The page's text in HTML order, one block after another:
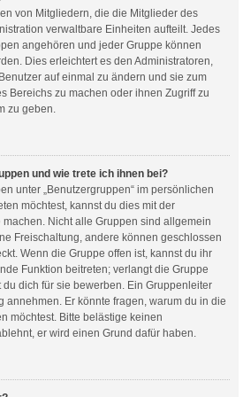
von Mitgliedern, die die Mitglieder des
verwaltbare Einheiten aufteilt. Jedes
angehören und jeder Gruppe können
Dies erleichtert es den Administratoren,
auf einmal zu ändern und sie zum
Bereichs zu machen oder ihnen Zugriff zu
zu geben.
und wie trete ich ihnen bei?
unter „Benutzergruppen“ im persönlichen
möchtest, kannst du dies mit der
Nicht alle Gruppen sind allgemein
Freischaltung, andere können geschlossen
Wenn die Gruppe offen ist, kannst du ihr
Funktion beitreten; verlangt die Gruppe
dich für sie bewerben. Ein Gruppenleiter
annehmen. Er könnte fragen, warum du in die
möchtest. Bitte belästige keinen
er wird einen Grund dafür haben.